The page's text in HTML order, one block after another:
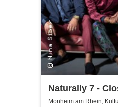
Naturally 7 -
Years of
Monheim am Rhein,